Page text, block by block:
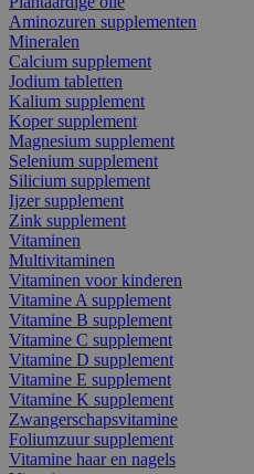
Aminozuren supplementen
Mineralen
Calcium supplement
Jodium tabletten
Kalium supplement
Koper supplement
Magnesium supplement
Selenium supplement
Silicium supplement
Ijzer supplement
Zink supplement
Vitaminen
Multivitaminen
Vitaminen voor kinderen
Vitamine A supplement
Vitamine B supplement
Vitamine C supplement
Vitamine D supplement
Vitamine E supplement
Vitamine K supplement
Zwangerschapsvitamine
Foliumzuur supplement
Vitamine haar en nagels